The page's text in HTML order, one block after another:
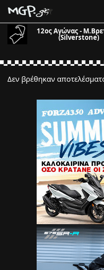
12ος Αγώνας -
(Silverstone)
Δεν βρέθηκαν